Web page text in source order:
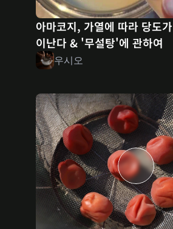
아마코지, 가열에 따라 당도
이난다 & '무설탕'에 관하여
우시오